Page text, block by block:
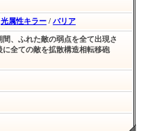
光属性キラー / バリア
、ふれた敵の弱点を全て出現さ
全ての敵を拡散構造相転移砲